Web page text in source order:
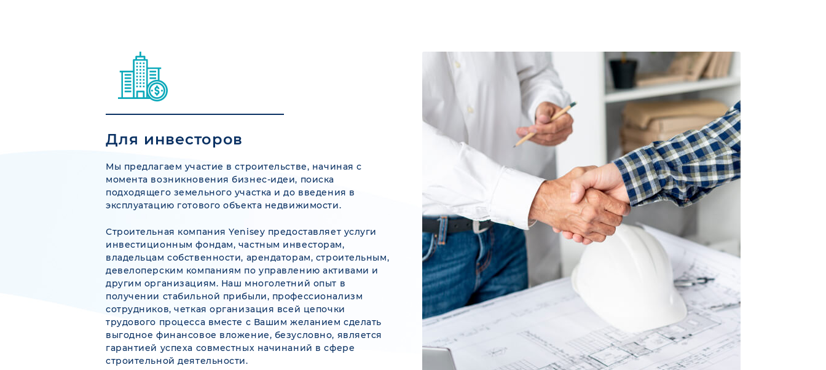
Для инвесторов
Мы предлагаем участие в строительстве, начиная с
момента возникновения бизнес-идеи, поиска
подходящего земельного участка и до введения в
эксплуатацию готового объекта недвижимости.
Строительная компанияYenisey предоставляет услуги
инвестиционным фондам, частным инвесторам,
владельцам собственности, арендаторам, строительным,
девелоперским компаниям по управлению активами и
другим организациям. Наш многолетний опыт в
получении стабильной прибыли, профессионализм
сотрудников, четкая организация всей цепочки
трудового процесса вместе с Вашим желанием сделать
выгодное финансовое вложение, безусловно, является
гарантией успеха совместных начинаний в сфере
строительной деятельности.